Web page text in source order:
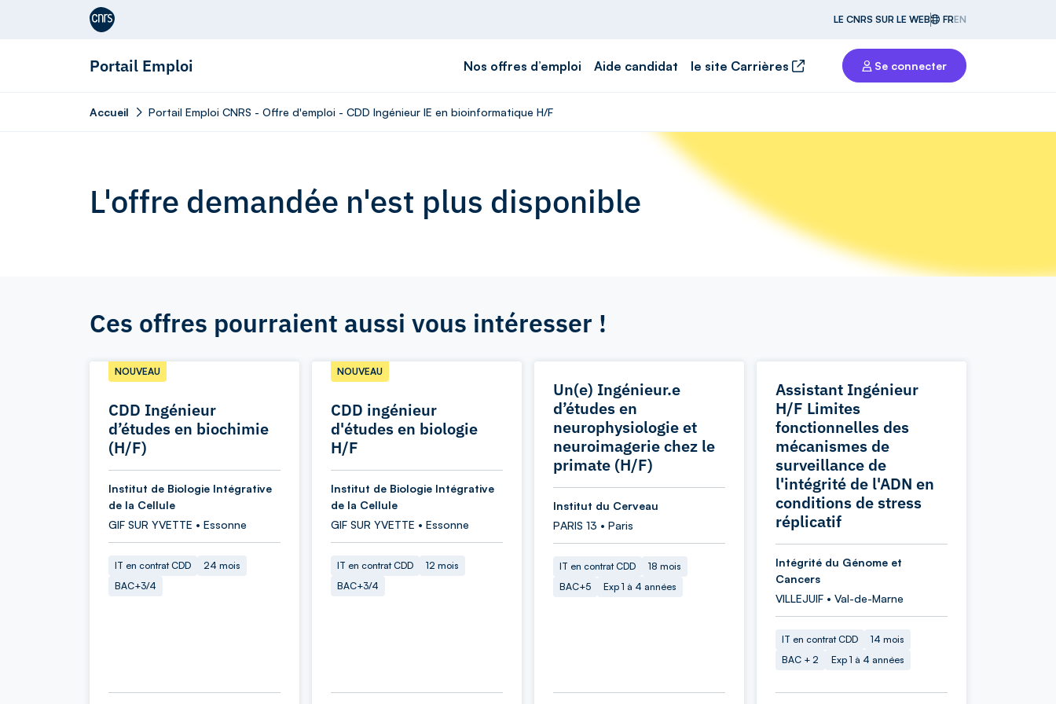
Aller au contenu
LE CNRS SUR LE WEB FREN
Portail Emploi Nos offres d’emploi Aide candidat le site Carrières Se connecter
Accueil Portail Emploi CNRS - Offre d'emploi - CDD Ingénieur IE en bioinformatique H/F
L'offre demandée n'est plus disponible
Ces offres pourraient aussi vous intéresser !
CDD Ingénieur
d’études en biochimie
(H/F)
NOUVEAU
Institut de Biologie Intégrative
de la Cellule
GIF SUR YVETTE • Essonne
IT en contrat CDD
24 mois
BAC+3/4
CDD ingénieur
d'études en biologie
H/F
NOUVEAU
Institut de Biologie Intégrative
de la Cellule
GIF SUR YVETTE • Essonne
IT en contrat CDD
12 mois
BAC+3/4
Un(e) Ingénieur.e
d’études en
neurophysiologie et
neuroimagerie chez le
primate (H/F)
Institut du Cerveau
PARIS 13 • Paris
IT en contrat CDD
18 mois
BAC+5
Exp 1 à 4 années
Assistant Ingénieur
H/F Limites
fonctionnelles des
mécanismes de
surveillance de
l'intégrité de l'ADN en
conditions de stress
réplicatif
Intégrité du Génome et
Cancers
VILLEJUIF • Val-de-Marne
IT en contrat CDD
14 mois
BAC + 2
Exp 1 à 4 années